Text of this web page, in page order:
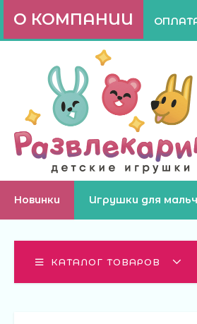
О КОМПАНИИ
Новинки Игрушки для
КАТАЛОГ ТОВАРОВ